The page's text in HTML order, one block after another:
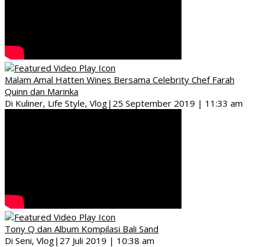
Malam Amal Hatten Wines Bersama Celebrity Chef Farah
Quinn dan Marinka
Di Kuliner, Life Style, Vlog| 25 September 2019 | 11:33 am
Tony Q dan Album Kompilasi Bali Sand
Di Seni, Vlog| 27 Juli 2019 | 10:38 am